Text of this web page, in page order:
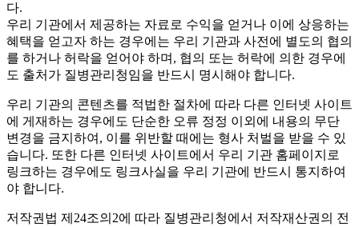
다.
우리 기관에서 제공하는 자료로 수익을 얻거나 이에 상응하는
혜택을 얻고자 하는 경우에는 우리 기관과 사전에 별도의 협의
를 하거나 허락을 얻어야 하며, 협의 또는 허락에 의한 경우에
도 출처가 질병관리청임을 반드시 명시해야 합니다.
우리 기관의 콘텐츠를 적법한 절차에 따라 다른 인터넷 사이트
에 게재하는 경우에도 단순한 오류 정정 이외에 내용의 무단
변경을 금지하여, 이를 위반할 때에는 형사 처벌을 받을 수 있
습니다. 또한 다른 인터넷 사이트에서 우리 기관 홈페이지로
링크하는 경우에도 링크사실을 우리 기관에 반드시 통지하여
야 합니다.
저작권법 제24조의2에 따라 질병관리청에서 저작재산권의 전